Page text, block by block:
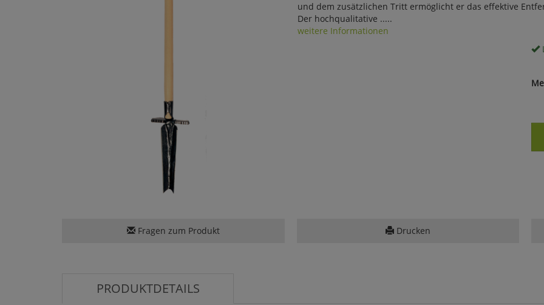
und dem zusätzlichen Tritt ermöglicht er das effektive
Der hochqualitative .....
weitere Informationen
Fragen zum Produkt Drucken
PRODUKTDETAILS